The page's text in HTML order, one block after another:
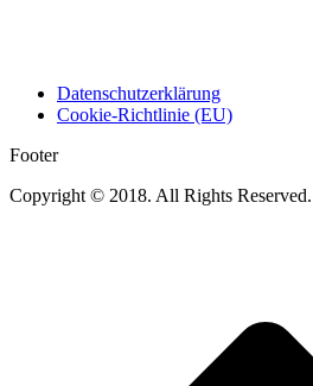
Datenschutzerklärung
Cookie-Richtlinie (EU)
Footer
Copyright © 2018. All Rights Reserved.